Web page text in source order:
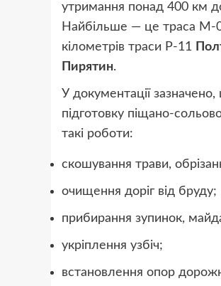
утримання понад 400 км
Найбільше — це траса М-
кілометрів траси Р-11
Пирятин.
У документації
підготовку піщано-
такі роботи:
скошування трави,
очищення доріг від бруду;
прибирання зупинок,
укріплення узбіч;
встановлення опор